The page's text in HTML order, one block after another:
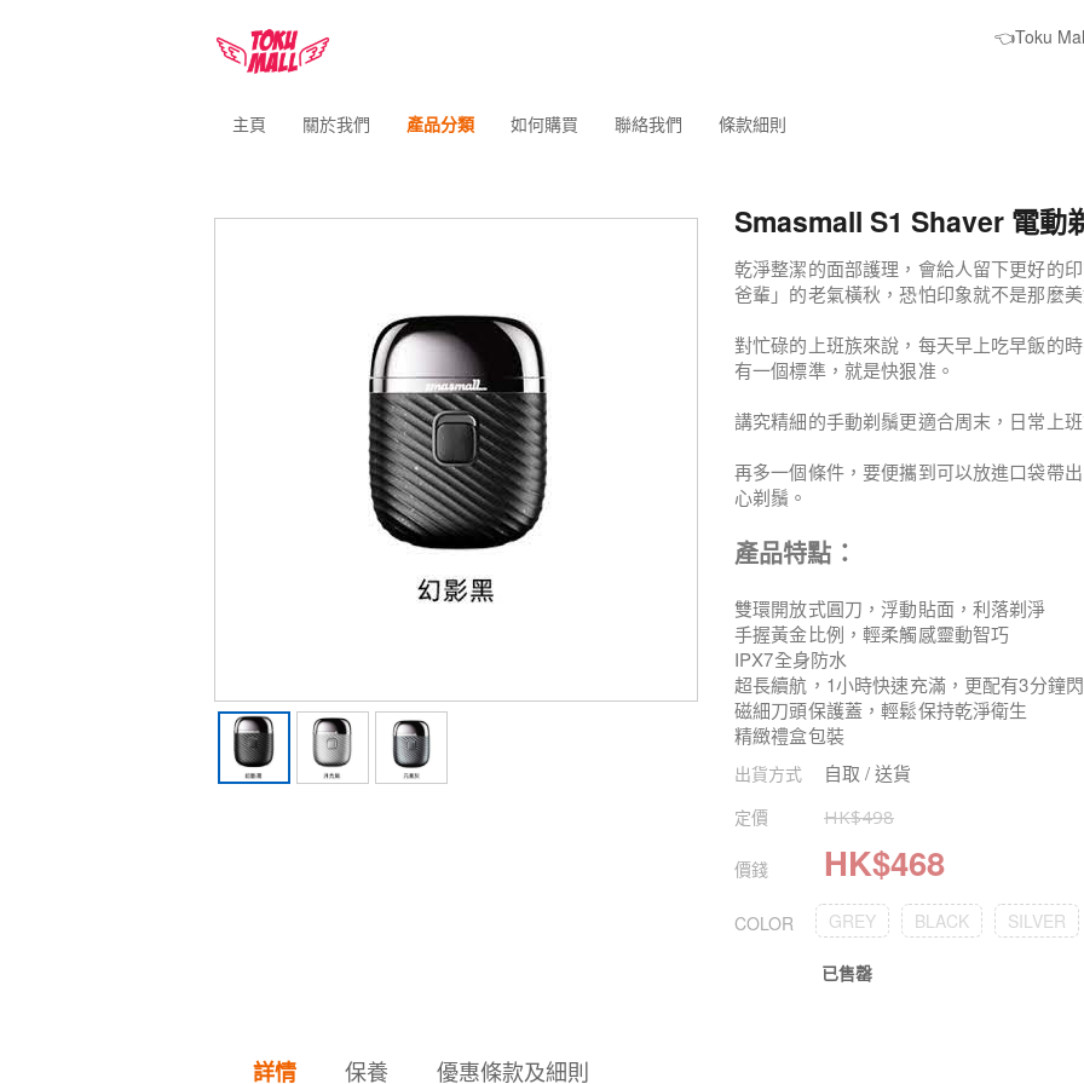
👈Toku
主頁 關於我們 產品分類 如何購買 聯絡我們 條款細則
Smasmall S1 Shaver 電動
乾淨整潔的面部護理，會給人留下更好的
爸輩」的老氣橫秋，恐怕印象就不是那麼
對忙碌的上班族來說，每天早上吃早飯的
有一個標準，就是快狠准。
講究精細的手動剃鬚更適合周末，日常上
再多一個條件，要便攜到可以放進口袋帶
心剃鬚。
產品特點：
雙環開放式圓刀，浮動貼面，利落剃淨
手握黃金比例，輕柔觸感靈動智巧
IPX7全身防水
超長續航，1小時快速充滿，更配有3分鐘
磁細刀頭保護蓋，輕鬆保持乾淨衛生
精緻禮盒包裝
出貨方式 自取 / 送貨
定價 HK$498
價錢 HK$468
COLOR GREY BLACK SILVER
已售罄
詳情 保養 優惠條款及細則